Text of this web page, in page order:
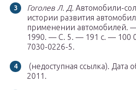
Гоголев Л. Д. Автомобили-
истории развития
применении автомобилей.
1990. — С. 5. — 191 с. — 100
7030-0226-5.
(недоступная ссылка). Дата
2011.